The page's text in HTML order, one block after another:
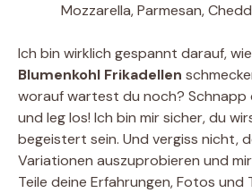
Mozzarella, Parmesan,
Ich bin wirklich gespannt darauf,
Blumenkohl Frikadellen
worauf wartest du noch? Schnapp
und leg los! Ich bin mir sicher, du
begeistert sein. Und vergiss nicht,
Variationen auszuprobieren und
Teile deine Erfahrungen, Fotos und